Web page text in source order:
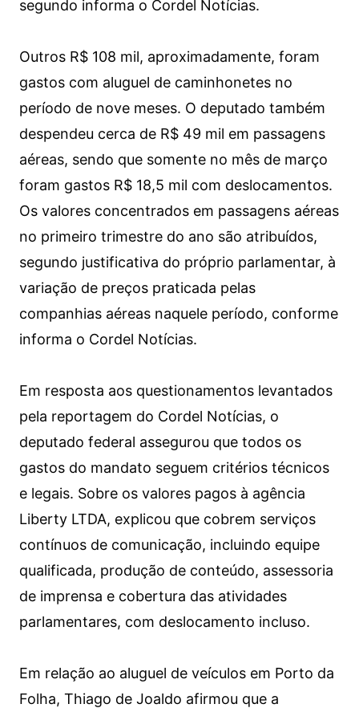
segundo informa o Cordel Notícias.
Outros R$ 108 mil, aproximadamente, foram
gastos com aluguel de caminhonetes no
período de nove meses. O deputado também
despendeu cerca de R$ 49 mil em passagens
aéreas, sendo que somente no mês de março
foram gastos R$ 18,5 mil com deslocamentos.
Os valores concentrados em passagens aéreas
no primeiro trimestre do ano são atribuídos,
segundo justificativa do próprio parlamentar, à
variação de preços praticada pelas
companhias aéreas naquele período, conforme
informa o Cordel Notícias.
Em resposta aos questionamentos levantados
pela reportagem do Cordel Notícias, o
deputado federal assegurou que todos os
gastos do mandato seguem critérios técnicos
e legais. Sobre os valores pagos à agência
Liberty LTDA, explicou que cobrem serviços
contínuos de comunicação, incluindo equipe
qualificada, produção de conteúdo, assessoria
de imprensa e cobertura das atividades
parlamentares, com deslocamento incluso.
Em relação ao aluguel de veículos em Porto da
Folha, Thiago de Joaldo afirmou que a